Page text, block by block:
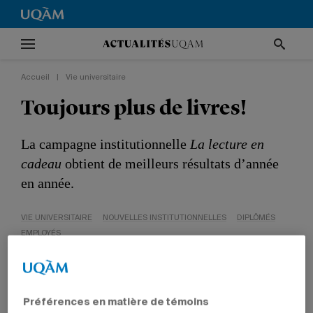
Accueil Vie universitaire
Toujours plus de livres!
La campagne institutionnelle La lecture en
cadeau obtient de meilleurs résultats d’année
en année.
VIE UNIVERSITAIRE NOUVELLES INSTITUTIONNELLES
DIPLÔMÉS
EMPLOYÉS
Préférences en matière de témoins